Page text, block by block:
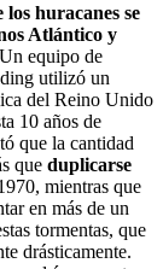
huracanes se
Atlántico y
Un equipo de
utilizó un
del Reino Unido
10 años de
que la cantidad
que duplicarse
mientras que
en más de un
tormentas, que
drásticamente.